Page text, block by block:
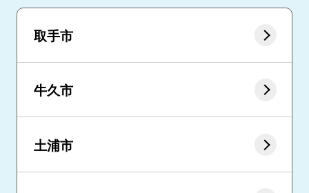
取手市
牛久市
土浦市